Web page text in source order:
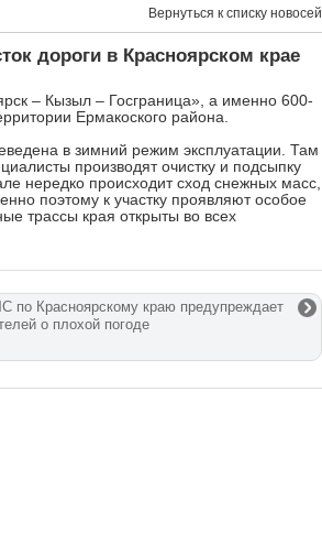
Вернуться к списку новосей
дороги в Красноярском крае
– Кызыл – Госграница», а именно 600-
Ермакоского района.
в зимний режим эксплуатации. Там
производят очистку и подсыпку
нередко происходит сход снежных масс,
поэтому к участку проявляют особое
трассы края открыты во всех
по Красноярскому краю предупреждает
о плохой погоде